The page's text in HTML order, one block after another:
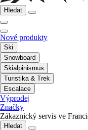
Hledat
Nové produkty
Ski
Snowboard
Skialpinismus
Turistika & Trek
Escalace
Výprodej
Značky
Zákaznický servis ve
Hledat